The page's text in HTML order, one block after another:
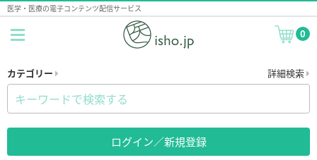
医学・医療の電子コンテンツ配信サービス
0
カテゴリー 詳細検索
ログイン／新規登録